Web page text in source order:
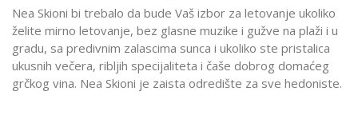
Nea Skioni bi trebalo da bude Vaš izbor za letovanje ukoliko
želite mirno letovanje, bez glasne muzike i gužve na plaži i u
gradu, sa predivnim zalascima sunca i ukoliko ste pristalica
ukusnih večera, ribljih specijaliteta i čaše dobrog domaćeg
grčkog vina. Nea Skioni je zaista odredište za sve hedoniste.